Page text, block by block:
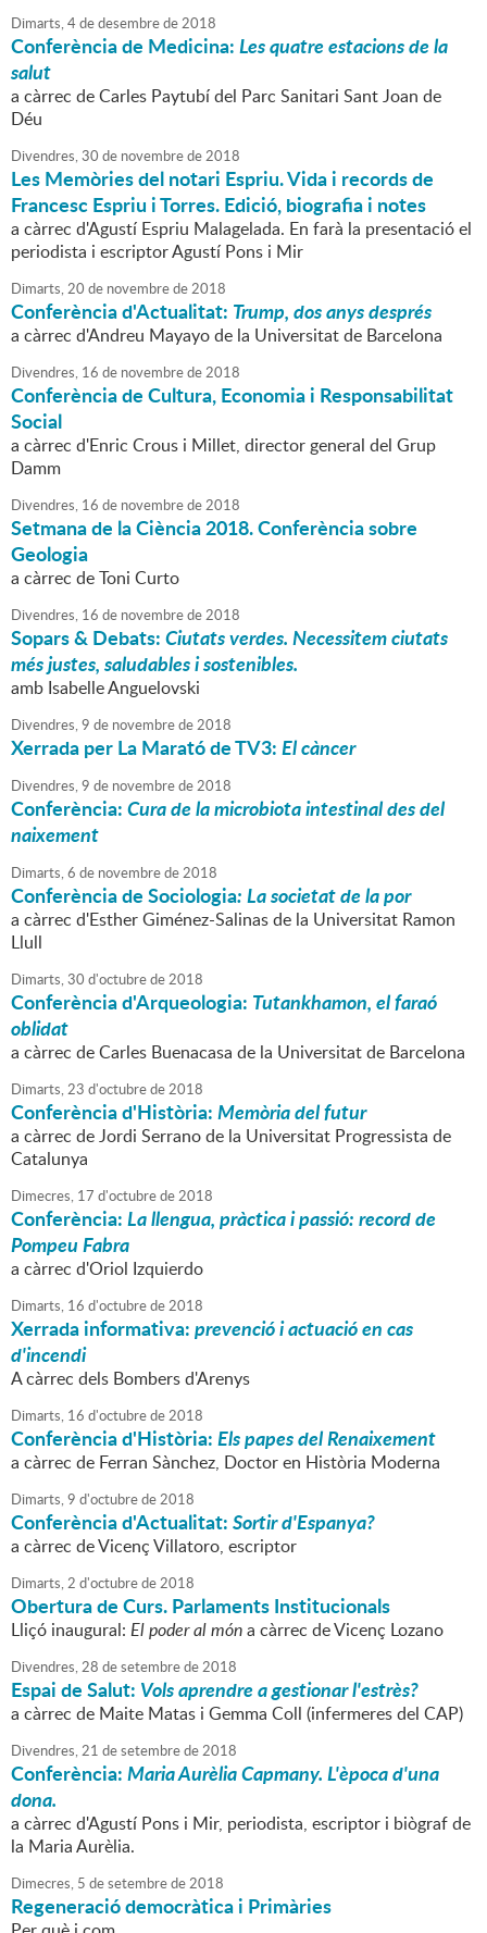
Dimarts,4dedesembrede2018
Conferència de Medicina:Les quatre estacions de la
salut
a càrrec de Carles Paytubí del Parc Sanitari Sant Joan de
Déu
Divendres,30 de novembrede2018
Les Memòries del notari Espriu. Vida i records de
Francesc Espriu i Torres. Edició, biografia i notes
a càrrec d'Agustí Espriu Malagelada. En farà la presentació el
periodista i escriptor Agustí Pons i Mir
Dimarts,20 de novembrede2018
Conferència d'Actualitat: Trump, dos anys després
a càrrec d'Andreu Mayayo de la Universitat de Barcelona
Divendres, 16 de novembrede2018
Conferència de Cultura, Economia i Responsabilitat
Social
a càrrec d'Enric Crous i Millet, director general del Grup
Damm
Divendres, 16 de novembrede2018
Setmana de la Ciència 2018. Conferència sobre
Geologia
a càrrec de Toni Curto
Divendres, 16 de novembrede2018
Sopars & Debats:Ciutats verdes. Necessitem ciutats
més justes, saludables i sostenibles.
amb Isabelle Anguelovski
Divendres,9 de novembrede2018
Xerrada per La Marató de TV3:El càncer
Divendres,9 de novembrede2018
Conferència:Cura de la microbiota intestinal des del
naixement
Dimarts,6 de novembrede2018
Conferència de Sociologia: La societat de la por
a càrrec d'Esther Giménez-Salinas de la Universitat Ramon
Llull
Dimarts,30 d'octubrede2018
Conferència d'Arqueologia: Tutankhamon, el faraó
oblidat
a càrrec de Carles Buenacasa de la Universitat de Barcelona
Dimarts,23 d'octubrede2018
Conferència d'Història:Memòria del futur
a càrrec de Jordi Serrano de la Universitat Progressista de
Catalunya
Dimecres, 17 d'octubrede2018
Conferència:La llengua, pràctica i passió: record de
Pompeu Fabra
a càrrec d'Oriol Izquierdo
Dimarts, 16 d'octubrede2018
Xerrada informativa:prevenció i actuació en cas
d'incendi
A càrrec dels Bombers d'Arenys
Dimarts, 16 d'octubrede2018
Conferència d'Història:Els papes del Renaixement
a càrrec de Ferran Sànchez, Doctor en Història Moderna
Dimarts,9 d'octubrede2018
Conferència d'Actualitat:Sortir d'Espanya?
a càrrec de Vicenç Villatoro, escriptor
Dimarts,2 d'octubrede2018
Obertura de Curs. Parlaments Institucionals
Lliçó inaugural: El poder al móna càrrec de Vicenç Lozano
Divendres,28 desetembrede2018
Espai de Salut: Vols aprendre a gestionar l'estrès?
a càrrec de Maite Matas i Gemma Coll (infermeres del CAP)
Divendres,21 desetembrede2018
Conferència:Maria Aurèlia Capmany. L'època d'una
dona.
a càrrec d'Agustí Pons i Mir, periodista, escriptor i biògraf de
la Maria Aurèlia.
Dimecres, 5 desetembrede2018
Regeneració democràtica i Primàries